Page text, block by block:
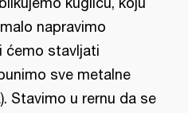
napravimo
ćemo stavljati
sve metalne
Stavimo u rernu da se